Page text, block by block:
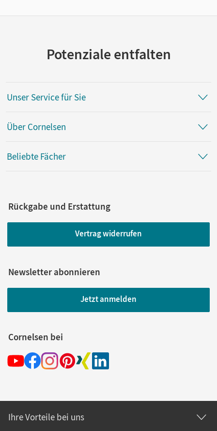
Potenziale entfalten
Unser Service für Sie
Über Cornelsen
Beliebte Fächer
Rückgabe und Erstattung
Vertrag widerrufen
Newsletter abonnieren
Jetzt anmelden
Cornelsen bei
Ihre Vorteile bei uns